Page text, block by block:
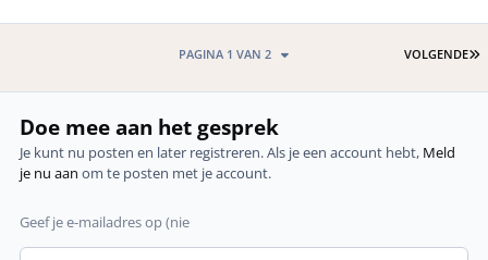
VOLGENDE
PAGINA 1 VAN 2
Doe mee aan het gesprek
Je kunt nu posten en later registreren. Als je een account hebt, Meld
je nu aan om te posten met je account.